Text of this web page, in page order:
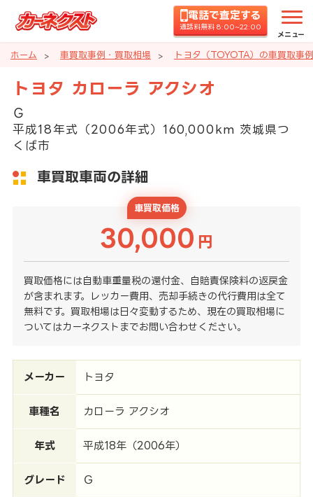
電話で査定する
通話料無料 8:00~22:00
メニュー
ホーム 車買取事例・買取相場 トヨタ（TOYOTA）の車買取事
トヨタ カローラ アクシオ
Ｇ
平成18年式（2006年式）160,000km 茨城県つ
くば市
車買取車両の詳細
車買取価格
30,000 円
買取価格には自動車重量税の還付金、自賠責保険料の返戻金
が含まれます。レッカー費用、売却手続きの代行費用は全て
無料です。買取相場は日々変動するため、現在の買取相場に
ついてはカーネクストまでお問い合わせください。
メーカー トヨタ
車種名 カローラ アクシオ
年式 平成18年（2006年）
グレード Ｇ